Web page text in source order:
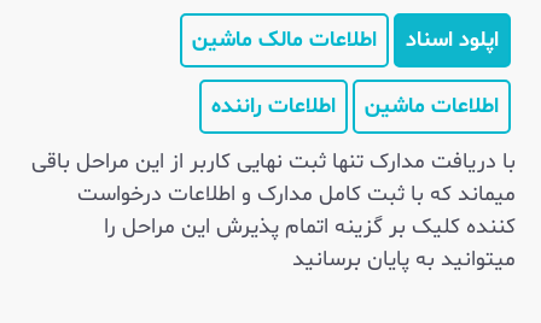
اپلود اسناد اطلاعات مالک ماشین
اطلاعات ماشین
اطلاعات راننده
با دریافت مدارک تنها ثبت نهایی کاربر از این مراحل باقی
میماند که با ثبت کامل مدارک و اطلاعات درخواست
کننده کلیک بر گزینه اتمام پذیرش این مراحل را
میتوانید به پایان برسانید